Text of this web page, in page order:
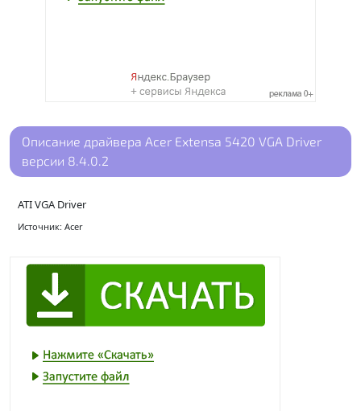
Описание драйвера Acer Extensa 5420 VGA Driver
версии 8.4.0.2
ATI VGA Driver
Источник: Acer